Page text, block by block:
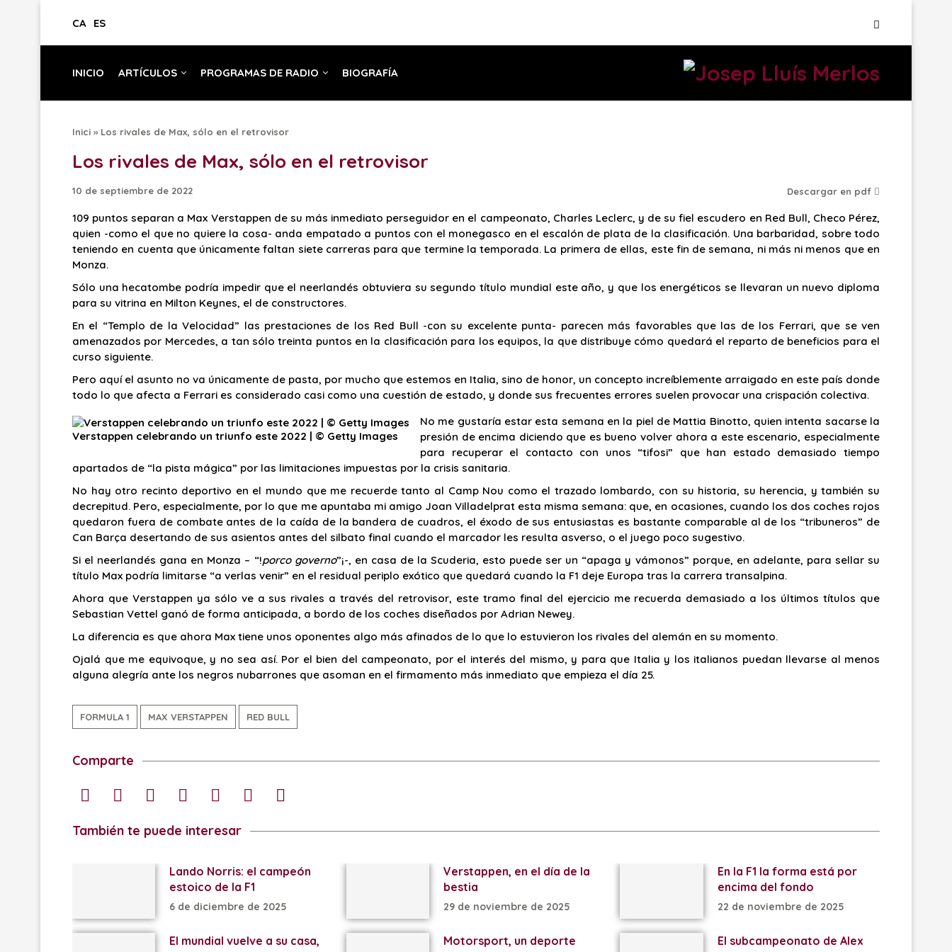
CA ES
INICIO ARTÍCULOS PROGRAMAS DE RADIO BIOGRAFÍA
Inici » Los rivales de Max, sólo en el retrovisor
Los rivales de Max, sólo en el retrovisor
10 de septiembre de 2022 Descargar en pdf
109 puntos separan a Max Verstappen de su más inmediato perseguidor en el campeonato, Charles Leclerc, y de su fiel escudero en Red Bull, Checo Pérez,
quien -como el que no quiere la cosa- anda empatado a puntos con el monegasco en el escalón de plata de la clasificación. Una barbaridad, sobre todo
teniendo en cuenta que únicamente faltan siete carreras para que termine la temporada. La primera de ellas, este fin de semana, ni más ni menos que en
Monza.
Sólo una hecatombe podría impedir que el neerlandés obtuviera su segundo título mundial este año, y que los energéticos se llevaran un nuevo diploma
para su vitrina en Milton Keynes, el de constructores.
En el “Templo de la Velocidad” las prestaciones de los Red Bull -con su excelente punta- parecen más favorables que las de los Ferrari, que se ven
amenazados por Mercedes, a tan sólo treinta puntos en la clasificación para los equipos, la que distribuye cómo quedará el reparto de beneficios para el
curso siguiente.
Pero aquí el asunto no va únicamente de pasta, por mucho que estemos en Italia, sino de honor, un concepto increíblemente arraigado en este país donde
todo lo que afecta a Ferrari es considerado casi como una cuestión de estado, y donde sus frecuentes errores suelen provocar una crispación colectiva.
Verstappen celebrando un triunfo este 2022 | © Getty Images
No me gustaría estar esta semana en la piel de Mattia Binotto, quien intenta sacarse la
presión de encima diciendo que es bueno volver ahora a este escenario, especialmente
para recuperar el contacto con unos “tifosi” que han estado demasiado tiempo
apartados de “la pista mágica” por las limitaciones impuestas por la crisis sanitaria.
No hay otro recinto deportivo en el mundo que me recuerde tanto al Camp Nou como el trazado lombardo, con su historia, su herencia, y también su
decrepitud. Pero, especialmente, por lo que me apuntaba mi amigo Joan Villadelprat esta misma semana: que, en ocasiones, cuando los dos coches rojos
quedaron fuera de combate antes de la caída de la bandera de cuadros, el éxodo de sus entusiastas es bastante comparable al de los “tribuneros” de
Can Barça desertando de sus asientos antes del silbato final cuando el marcador les resulta asverso, o el juego poco sugestivo.
Si el neerlandés gana en Monza – “!porco governo”¡-, en casa de la Scuderia, esto puede ser un “apaga y vámonos” porque, en adelante, para sellar su
título Max podría limitarse “a verlas venir” en el residual periplo exótico que quedará cuando la F1 deje Europa tras la carrera transalpina.
Ahora que Verstappen ya sólo ve a sus rivales a través del retrovisor, este tramo final del ejercicio me recuerda demasiado a los últimos títulos que
Sebastian Vettel ganó de forma anticipada, a bordo de los coches diseñados por Adrian Newey.
La diferencia es que ahora Max tiene unos oponentes algo más afinados de lo que lo estuvieron los rivales del alemán en su momento.
Ojalá que me equivoque, y no sea así. Por el bien del campeonato, por el interés del mismo, y para que Italia y los italianos puedan llevarse al menos
alguna alegría ante los negros nubarrones que asoman en el firmamento más inmediato que empieza el día 25.
FORMULA 1 MAX VERSTAPPEN RED BULL
Comparte
También te puede interesar
Lando Norris: el campeón
estoico de la F1
6 de diciembre de 2025
Verstappen, en el día de la
bestia
29 de noviembre de 2025
En la F1 la forma está por
encima del fondo
22 de noviembre de 2025
El mundial vuelve a su casa,
Motorsport, un deporte
El subcampeonato de Alex